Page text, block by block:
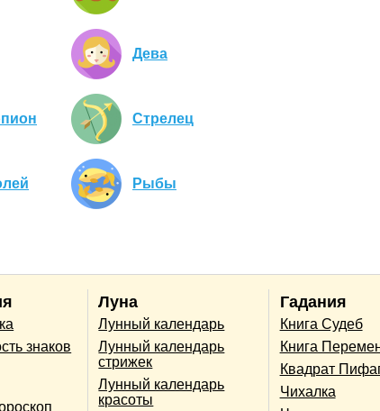
Дева
Стрелец
Рыбы
знаков
Луна
Лунный календарь
Лунный календарь
стрижек
Лунный календарь
красоты
Гадания
Книга Судеб
Книга
Квадрат
Чихалка